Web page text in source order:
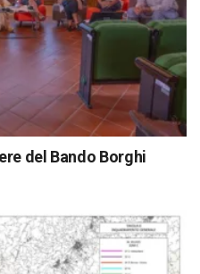
del Bando Borghi